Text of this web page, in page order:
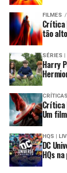
FILMES
Crítica
tão
SÉRIES |
Harry
CRÍTICAS
Crítica
Um
HQS |
DC
HQs